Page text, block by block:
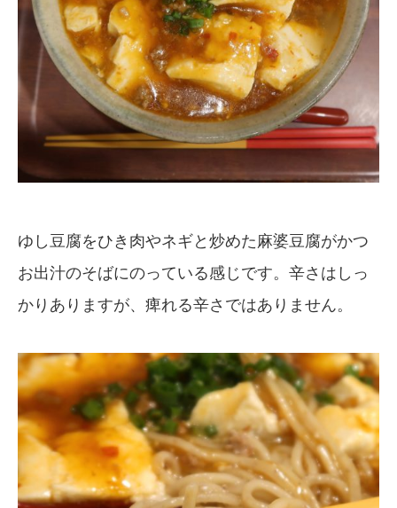
ゆし豆腐をひき肉やネギと炒めた麻婆豆腐がかつ
お出汁のそばにのっている感じです。辛さはしっ
かりありますが、痺れる辛さではありません。